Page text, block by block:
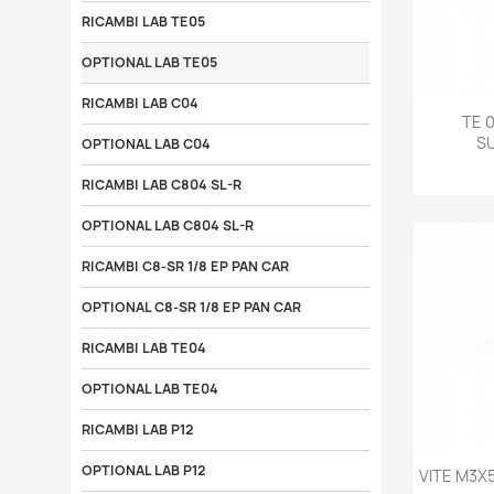
RICAMBI LAB TE05
OPTIONAL LAB TE05
RICAMBI LAB C04
OPTIONAL LAB C04
RICAMBI LAB C804 SL-R
OPTIONAL LAB C804 SL-R
RICAMBI C8-SR 1/8 EP PAN CAR
OPTIONAL C8-SR 1/8 EP PAN CAR
RICAMBI LAB TE04
OPTIONAL LAB TE04
RICAMBI LAB P12
OPTIONAL LAB P12

TE

VITE